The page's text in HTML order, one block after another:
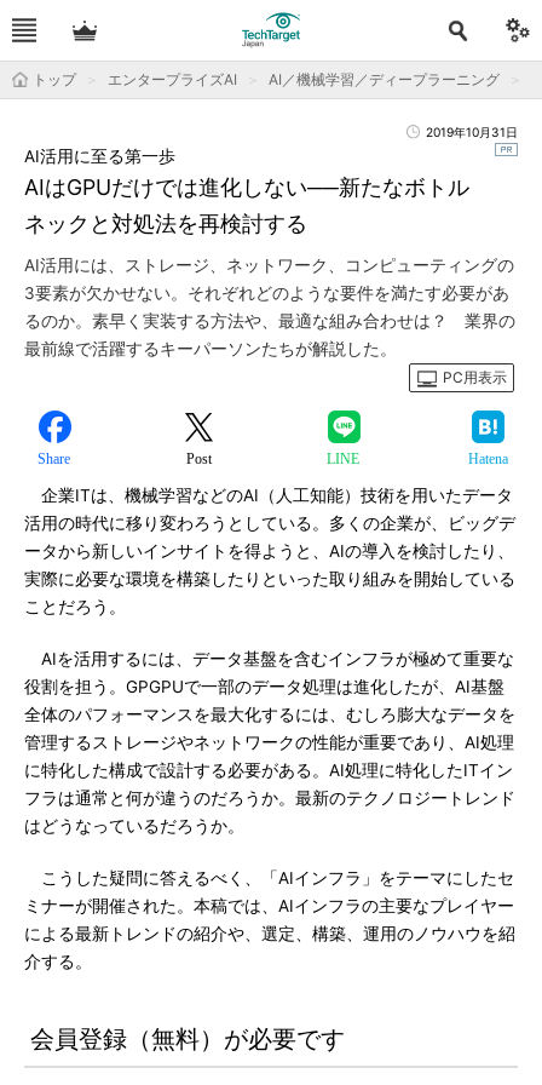
トップ エンタープライズAI AI／機械学習／ディープラーニング
2019年10月31日
AIはGPUだけでは進化しない──新たなボトル
ネックと対処法を再検討する
AI活用に至る第一歩
AI活用には、ストレージ、ネットワーク、コンピューティングの
3要素が欠かせない。それぞれどのような要件を満たす必要があ
るのか。素早く実装する方法や、最適な組み合わせは？ 業界の
最前線で活躍するキーパーソンたちが解説した。
PC用表示
Share Post LINE Hatena
企業ITは、機械学習などのAI（人工知能）技術を用いたデータ
活用の時代に移り変わろうとしている。多くの企業が、ビッグデ
ータから新しいインサイトを得ようと、AIの導入を検討したり、
実際に必要な環境を構築したりといった取り組みを開始している
ことだろう。
AIを活用するには、データ基盤を含むインフラが極めて重要な
役割を担う。GPGPUで一部のデータ処理は進化したが、AI基盤
全体のパフォーマンスを最大化するには、むしろ膨大なデータを
管理するストレージやネットワークの性能が重要であり、AI処理
に特化した構成で設計する必要がある。AI処理に特化したITイン
フラは通常と何が違うのだろうか。最新のテクノロジートレンド
はどうなっているだろうか。
こうした疑問に答えるべく、「AIインフラ」をテーマにしたセ
ミナーが開催された。本稿では、AIインフラの主要なプレイヤー
による最新トレンドの紹介や、選定、構築、運用のノウハウを紹
介する。
会員登録（無料）が必要です